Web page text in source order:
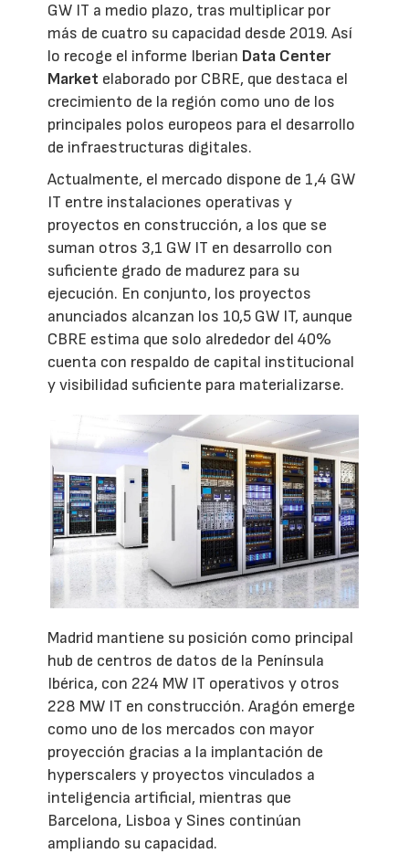
GW IT a medio plazo, tras multiplicar por
más de cuatro su capacidad desde 2019. Así
lo recoge el informe Iberian Data Center
Market elaborado por CBRE, que destaca el
crecimiento de la región como uno de los
principales polos europeos para el desarrollo
de infraestructuras digitales.
Actualmente, el mercado dispone de 1,4 GW
IT entre instalaciones operativas y
proyectos en construcción, a los que se
suman otros 3,1 GW IT en desarrollo con
suficiente grado de madurez para su
ejecución. En conjunto, los proyectos
anunciados alcanzan los 10,5 GW IT, aunque
CBRE estima que solo alrededor del 40%
cuenta con respaldo de capital institucional
y visibilidad suficiente para materializarse.
Madrid mantiene su posición como principal
hub de centros de datos de la Península
Ibérica, con 224 MW IT operativos y otros
228 MW IT en construcción. Aragón emerge
como uno de los mercados con mayor
proyección gracias a la implantación de
hyperscalers y proyectos vinculados a
inteligencia artificial, mientras que
Barcelona, Lisboa y Sines continúan
ampliando su capacidad.